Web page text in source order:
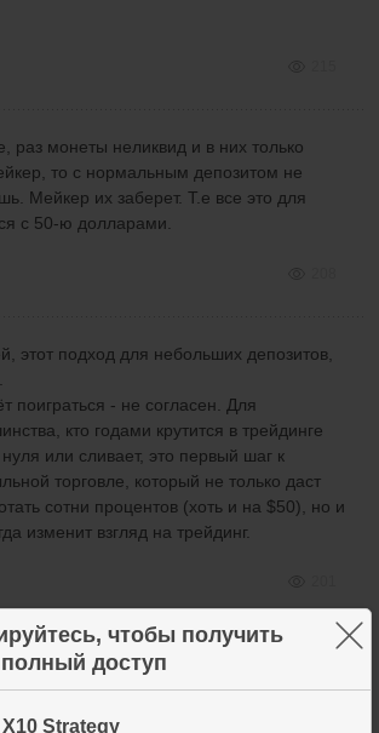
чтобы получить
полный доступ
X10 Strategy
×
раз монеты неликвид и в них только
то с нормальным депозитом не
Мейкер их заберет. Т.е все это для
с 50-ю долларами.
этот подход для небольших депозитов,
поиграться - не согласен. Для
кто годами крутится в трейдинге
или сливает, это первый шаг к
торговле, который не только даст
сотни процентов (хоть и на $50), но и
изменит взгляд на трейдинг.
их заберет.
лимитную заявку он просто не